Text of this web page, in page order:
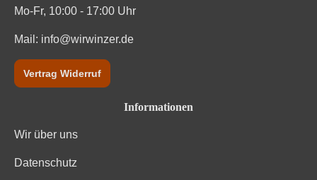
Brennwert
Kohlenhydrate
Kohlenhydrate davon Zucker
Trauben, Konservierungsstoffe (Sulfite)
Mo-Fr, 10:00 - 17:00 Uhr
Mail: info@wirwinzer.de
Vertrag Widerruf
Informationen
Wir über uns
Datenschutz